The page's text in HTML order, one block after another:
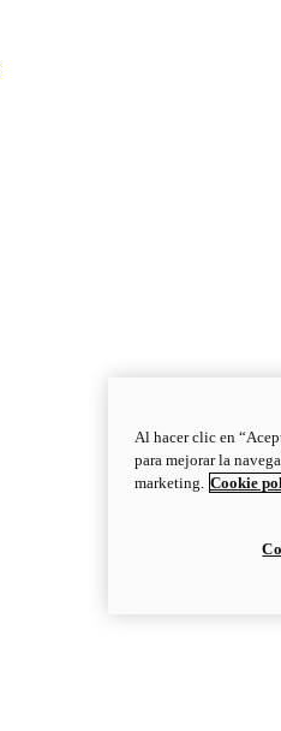
Al hacer clic en
para mejorar la
marketing. Cookie